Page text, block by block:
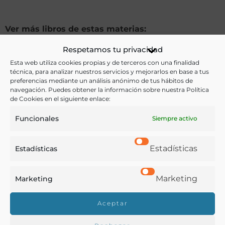
Respetamos tu privacidad
Esta web utiliza cookies propias y de terceros con una finalidad
técnica, para analizar nuestros servicios y mejorarlos en base a tus
preferencias mediante un análisis anónimo de tus hábitos de
navegación. Puedes obtener la información sobre nuestra Política
de Cookies en el siguiente enlace:
Funcionales Siempre activo
Estadísticas Estadísticas
Marketing Marketing
Aceptar
Ver más libros de estas materias:
Economía y Comercio,Enseñanza
Industria y Tecnología,Prensa y Revistas ,Profesiones
Ver más libros con las palabras clave:
Buscar en la biblioteca